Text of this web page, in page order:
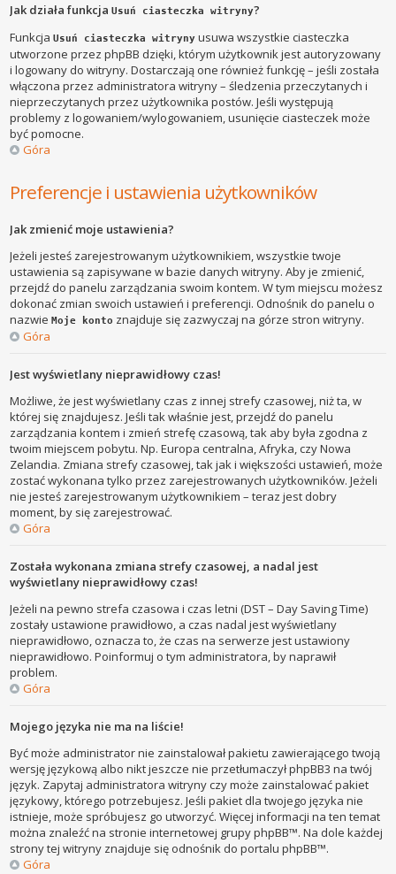
Jak działa funkcjaUsuń ciasteczka witryny?
FunkcjaUsuń ciasteczka witryny usuwa wszystkie ciasteczka
utworzone przez phpBB dzięki, którym użytkownik jest autoryzowany
i logowany do witryny. Dostarczają one również funkcję – jeśli została
włączona przez administratora witryny – śledzenia przeczytanych i
nieprzeczytanych przez użytkownika postów. Jeśli występują
problemy z logowaniem/wylogowaniem, usunięcie ciasteczek może
być pomocne.
Góra
Preferencje i ustawienia użytkowników
Jak zmienić moje ustawienia?
Jeżeli jesteś zarejestrowanym użytkownikiem, wszystkie twoje
ustawienia są zapisywane w bazie danych witryny. Aby je zmienić,
przejdź do panelu zarządzania swoim kontem. W tym miejscu możesz
dokonać zmian swoich ustawień i preferencji. Odnośnik do panelu o
nazwieMoje konto znajduje się zazwyczaj na górze stron witryny.
Góra
Jest wyświetlany nieprawidłowy czas!
Możliwe, że jest wyświetlany czas z innej strefy czasowej, niż ta, w
której się znajdujesz. Jeśli tak właśnie jest, przejdź do panelu
zarządzania kontem i zmień strefę czasową, tak aby była zgodna z
twoim miejscem pobytu. Np. Europa centralna, Afryka, czy Nowa
Zelandia. Zmiana strefy czasowej, tak jak i większości ustawień, może
zostać wykonana tylko przez zarejestrowanych użytkowników. Jeżeli
nie jesteś zarejestrowanym użytkownikiem – teraz jest dobry
moment, by się zarejestrować.
Góra
Została wykonana zmiana strefy czasowej, a nadal jest
wyświetlany nieprawidłowy czas!
Jeżeli na pewno strefa czasowa i czas letni (DST – Day Saving Time)
zostały ustawione prawidłowo, a czas nadal jest wyświetlany
nieprawidłowo, oznacza to, że czas na serwerze jest ustawiony
nieprawidłowo. Poinformuj o tym administratora, by naprawił
problem.
Góra
Mojego języka nie ma na liście!
Być może administrator nie zainstalował pakietu zawierającego twoją
wersję językową albo nikt jeszcze nie przetłumaczył phpBB3 na twój
język. Zapytaj administratora witryny czy może zainstalować pakiet
językowy, którego potrzebujesz. Jeśli pakiet dla twojego języka nie
istnieje, może spróbujesz go utworzyć. Więcej informacji na ten temat
można znaleźć na stronie internetowej grupy phpBB™. Na dole każdej
strony tej witryny znajduje się odnośnik do portalu phpBB™.
Góra